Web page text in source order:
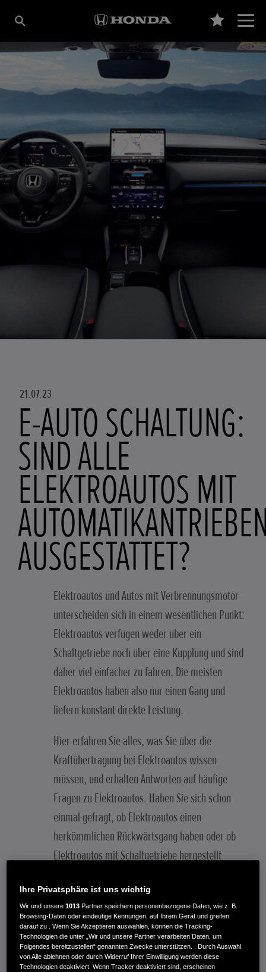
21.07.23
E-AUTO SCHALTUNG:
SIND ALLE
ELEKTROAUTOS MIT
AUSGESTATTET?
Elektroautos und Autos mit Verbrennungsmotor
unterscheiden sich in einem wesentlichen Punkt:
Elektroautos verfügen weder über ein
Schaltgetriebe noch über eine Kupplung und sind
daher viel einfacher zu fahren. Die meisten
Elektroautos haben also nur einen Gang und
liefern konstant direkte Leistung.
Hier erfahren Sie alles, was Sie über die
Kraftübertragung bei Elektroautos wissen
müssen, und erhalten Antworten auf häufige
Fragen zu Elektroautos. Haben Sie sich schon
einmal gefragt, ob Elektroautos einen
herkömmlichen Rückwärtsgang haben oder ob
Elektroautos mit Schaltgetriebe hergestellt
ZURÜCK ZUM BLOG
Ihre Privatsphäre ist uns wichtig
Wir und unsere1013 Partner speichern personenbezogene Daten, wie z. B.
Browsing-Daten oder eindeutige Kennungen, auf Ihrem Gerät und greifen
darauf zu . Wenn Sie Akzeptieren auswählen, können die Tracking-
Technologien die unter „Wir und unsere Partner verarbeiten Daten, um
Folgendes bereitzustellen“ genannten Zwecke unterstützen. . Durch Auswahl
von Alle ablehnen oder durch Widerruf Ihrer Einwilligung werden diese
Technologien deaktiviert. Wenn Tracker deaktiviert sind, erscheinen